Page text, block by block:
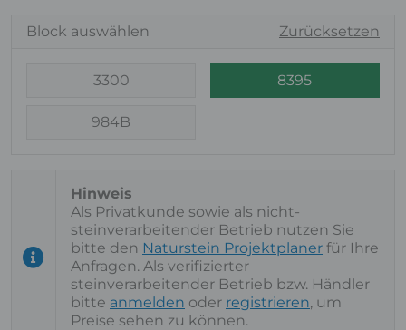
Block auswählen Zurücksetzen
3300 8395
984B
Als Privatkunde sowie als nicht-
steinverarbeitender Betrieb nutzen Sie
bitte den Naturstein Projektplaner für Ihre
Anfragen. Als verifizierter
steinverarbeitender Betrieb bzw. Händler
bitte anmelden oder registrieren, um
Preise sehen zu können.